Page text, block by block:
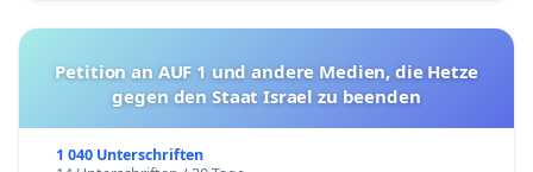
Petition an AUF 1 und andere Medien, die Hetze
gegen den Staat Israel zu beenden
1 040 Unterschriften